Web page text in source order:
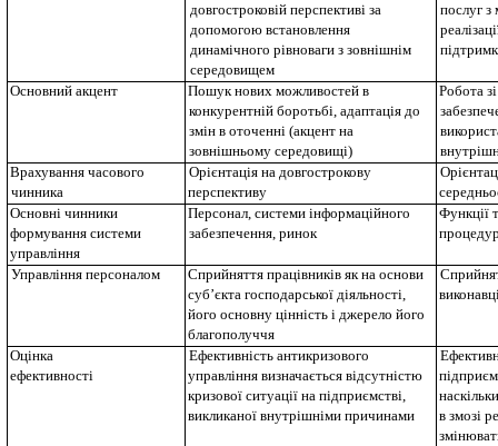
довгостроковій перспективі за
допомогою встановлення
динамічного рівноваги з зовнішнім
середовищем
послуг
Основний акцент
Пошук нових можливостей в
конкурентній боротьбі, адаптація до
змін в оточенні (акцент на
зовнішньому середовищі)
Робота
Врахування часового
чинника
Орієнтація на довгострокову
перспективу
Основні чинники
формування системи
управління
Персонал, системи інформаційного
забезпечення, ринок
Функції
Управління персоналом
Сприйняття працівників як на основи
суб’єкта господарської діяльності,
його основну цінність і джерело його
благополуччя
Оцінка
ефективності
Ефективність антикризового
управління визначається відсутністю
кризової ситуації на підприємстві,
викликаної внутрішніми причинами
в змозі